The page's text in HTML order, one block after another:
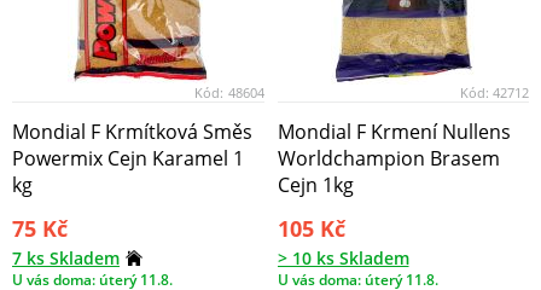
Kód: 48604
Mondial F Krmítková Směs
Powermix Cejn Karamel 1
kg
75 Kč
7 ks Skladem
U vás doma: úterý 11.8.
Kód: 42712
Mondial F Krmení Nullens
Worldchampion Brasem
Cejn 1kg
105 Kč
> 10 ks Skladem
U vás doma: úterý 11.8.